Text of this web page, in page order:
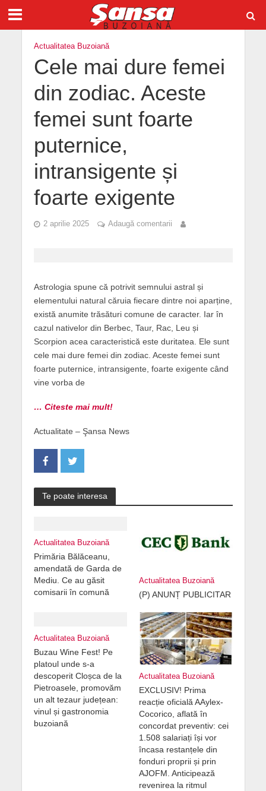
Actualitatea Buzoiană
Cele mai dure femei
din zodiac. Aceste
femei sunt foarte
puternice,
intransigente și
foarte exigente
2 aprilie 2025 Adaugă comentarii
Astrologia spune că potrivit semnului astral și
elementului natural căruia fiecare dintre noi aparține,
există anumite trăsături comune de caracter. Iar în
cazul nativelor din Berbec, Taur, Rac, Leu și
Scorpion acea caracteristică este duritatea. Ele sunt
cele mai dure femei din zodiac. Aceste femei sunt
foarte puternice, intransigente, foarte exigente când
vine vorba de
… Citeste mai mult!
Actualitate – Şansa News
Te poate interesa
Actualitatea Buzoiană
Primăria Bălăceanu,
amendată de Garda de
Mediu. Ce au găsit
comisarii în comună
Actualitatea Buzoiană
(P) ANUNȚ PUBLICITAR
Actualitatea Buzoiană
Buzau Wine Fest! Pe
platoul unde s-a
descoperit Cloșca de la
Pietroasele, promovăm
un alt tezaur județean:
vinul și gastronomia
buzoiană
Actualitatea Buzoiană
EXCLUSIV! Prima
reacție oficială AAylex-
Cocorico, aflată în
concordat preventiv: cei
1.508 salariați își vor
încasa restanțele din
fonduri proprii și prin
AJOFM. Anticipează
revenirea la ritmul